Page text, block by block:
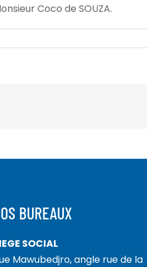
Coco de SOUZA.
BUREAUX
SOCIAL
Mawubedjro, angle rue de la